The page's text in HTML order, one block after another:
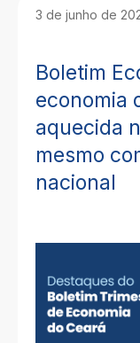
3 de junho de
Boletim
economia
aquecida
mesmo
nacional